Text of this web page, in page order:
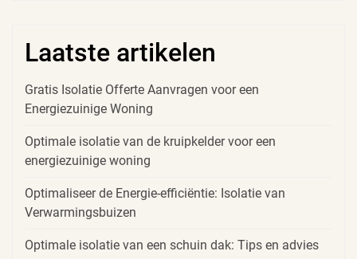
Laatste artikelen
Gratis Isolatie Offerte Aanvragen voor een
Energiezuinige Woning
Optimale isolatie van de kruipkelder voor een
energiezuinige woning
Optimaliseer de Energie-efficiëntie: Isolatie van
Verwarmingsbuizen
Optimale isolatie van een schuin dak: Tips en advies